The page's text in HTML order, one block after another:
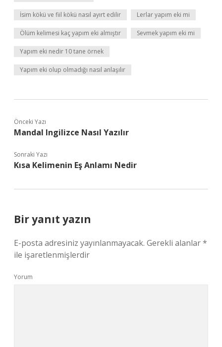
İsim kökü ve fiil kökü nasıl ayırt edilir Lerlar yapım eki mi
Ölüm kelimesi kaç yapım eki almıştır Sevmek yapım eki mi
Yapım eki nedir 10 tane örnek
Yapım eki olup olmadığı nasıl anlaşılır
Önceki Yazı
Mandal Ingilizce Nasıl Yazılır
Sonraki Yazı
Kısa Kelimenin Eş Anlamı Nedir
Bir yanıt yazın
E-posta adresiniz yayınlanmayacak. Gerekli alanlar*
ile işaretlenmişlerdir
Yorum